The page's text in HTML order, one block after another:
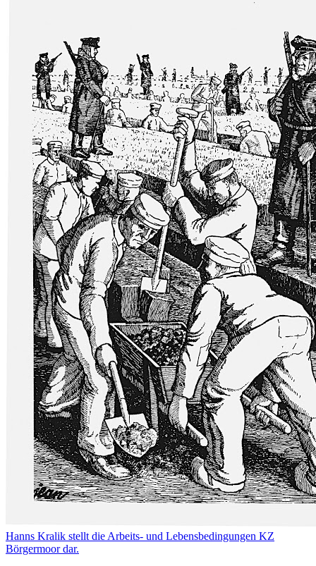
Hanns Kralik stellt die Arbeits- und Lebensbedingungen KZ
Börgermoor dar.